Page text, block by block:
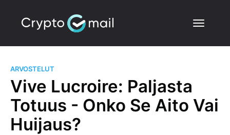
ARVOSTELUT
Vive Lucroire: Paljasta
Totuus - Onko Se Aito Vai
Huijaus?